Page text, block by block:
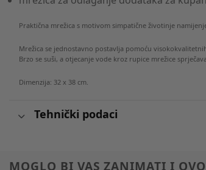
Praktična mrežica s motivom simpatične životinje
Mrežica se jednostavno postavlja pomoću
Brzo se suši, a otjecanje vode kroz rupice mrežice
Dimenzija: 32 x 38 cm.
Tehnički podaci
MOGLO BI VAS ZANIMATI I